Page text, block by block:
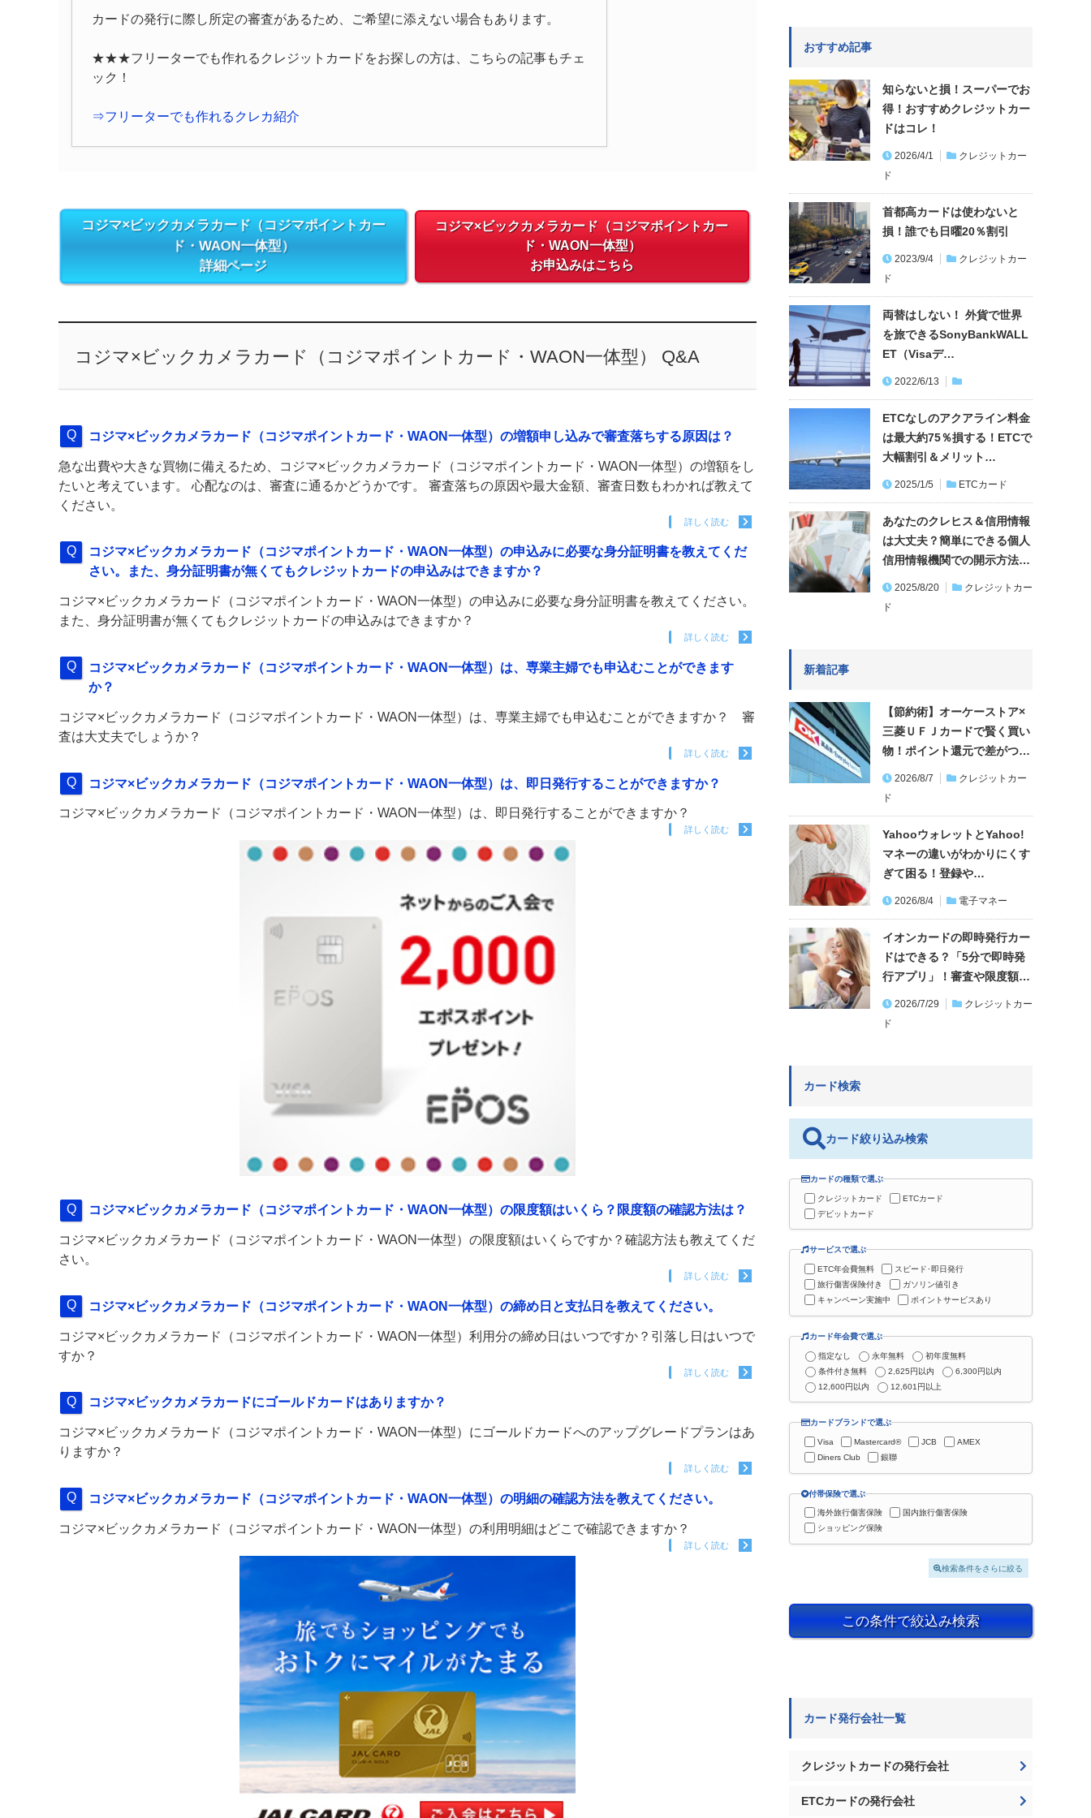
カードの発行に際し所定の審査があるため、ご希望に添えない場合もあります。
★★★フリーターでも作れるクレジットカードをお探しの方は、こちらの記事もチェ
ック！
⇒フリーターでも作れるクレカ紹介
コジマ×ビックカメラカード（コジマポイントカー
ド・WAON一体型）
詳細ページ
コジマ×ビックカメラカード（コジマポイントカー
ド・WAON一体型）
お申込みはこちら
コジマ×ビックカメラカード（コジマポイントカード・WAON一体型） Q&A
コジマ×ビックカメラカード（コジマポイントカード・WAON一体型）の増額申し込みで審査落ちする原因は？
急な出費や大きな買物に備えるため、コジマ×ビックカメラカード（コジマポイントカード・WAON一体型）の増額をし
たいと考えています。 心配なのは、審査に通るかどうかです。 審査落ちの原因や最大金額、審査日数もわかれば教えて
ください。
詳しく読む
コジマ×ビックカメラカード（コジマポイントカード・WAON一体型）の申込みに必要な身分証明書を教えてくだ
さい。また、身分証明書が無くてもクレジットカードの申込みはできますか？
コジマ×ビックカメラカード（コジマポイントカード・WAON一体型）の申込みに必要な身分証明書を教えてください。
また、身分証明書が無くてもクレジットカードの申込みはできますか？
詳しく読む
コジマ×ビックカメラカード（コジマポイントカード・WAON一体型）は、専業主婦でも申込むことができます
か？
コジマ×ビックカメラカード（コジマポイントカード・WAON一体型）は、専業主婦でも申込むことができますか？ 審
査は大丈夫でしょうか？
詳しく読む
コジマ×ビックカメラカード（コジマポイントカード・WAON一体型）は、即日発行することができますか？
コジマ×ビックカメラカード（コジマポイントカード・WAON一体型）は、即日発行することができますか？
詳しく読む
コジマ×ビックカメラカード（コジマポイントカード・WAON一体型）の限度額はいくら？限度額の確認方法は？
コジマ×ビックカメラカード（コジマポイントカード・WAON一体型）の限度額はいくらですか？確認方法も教えてくだ
さい。
詳しく読む
コジマ×ビックカメラカード（コジマポイントカード・WAON一体型）の締め日と支払日を教えてください。
コジマ×ビックカメラカード（コジマポイントカード・WAON一体型）利用分の締め日はいつですか？引落し日はいつで
すか？
詳しく読む
コジマ×ビックカメラカードにゴールドカードはありますか？
コジマ×ビックカメラカード（コジマポイントカード・WAON一体型）にゴールドカードへのアップグレードプランはあ
りますか？
詳しく読む
コジマ×ビックカメラカード（コジマポイントカード・WAON一体型）の明細の確認方法を教えてください。
コジマ×ビックカメラカード（コジマポイントカード・WAON一体型）の利用明細はどこで確認できますか？
詳しく読む
おすすめ記事
知らないと損！スーパーでお
得！おすすめクレジットカー
ドはコレ！
2026/4/1
クレジットカー
ド
首都高カードは使わないと
損！誰でも日曜20％割引
2023/9/4
クレジットカー
ド
両替はしない！ 外貨で世界
を旅できるSonyBankWALL
ET（Visaデ…
2022/6/13
ETCなしのアクアライン料金
は最大約75％損する！ETCで
大幅割引＆メリット…
2025/1/5 ETCカード
あなたのクレヒス＆信用情報
は大丈夫？簡単にできる個人
信用情報機関での開示方法…
2025/8/20
クレジットカー
ド
新着記事
【節約術】オーケーストア×
三菱ＵＦＪカードで賢く買い
物！ポイント還元で差がつ…
2026/8/7
クレジットカー
ド
YahooウォレットとYahoo!
マネーの違いがわかりにくす
ぎて困る！登録や…
2026/8/4 電子マネー
イオンカードの即時発行カー
ドはできる？「5分で即時発
行アプリ」！審査や限度額…
2026/7/29
クレジットカー
ド
カード検索
カード絞り込み検索
カードの種類で選ぶ
クレジットカード
ETCカード
デビットカード
サービスで選ぶ
ETC年会費無料
スピード･即日発行
旅行傷害保険付き
ガソリン値引き
キャンペーン実施中
ポイントサービスあり
カード年会費で選ぶ
指定なし 永年無料
初年度無料
条件付き無料
2,625円以内
6,300円以内
12,600円以内
12,601円以上
カードブランドで選ぶ
Visa Mastercard® JCB
AMEX
Diners Club
銀聯
付帯保険で選ぶ
海外旅行傷害保険
国内旅行傷害保険
ショッピング保険
検索条件をさらに絞る
この条件で絞込み検索
カード発行会社一覧
クレジットカードの発行会社
ETCカードの発行会社